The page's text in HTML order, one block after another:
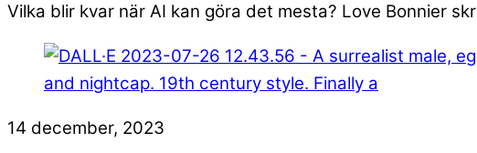
Vilka blir kvar när AI kan göra det mesta? Love Bonnier
14 december, 2023